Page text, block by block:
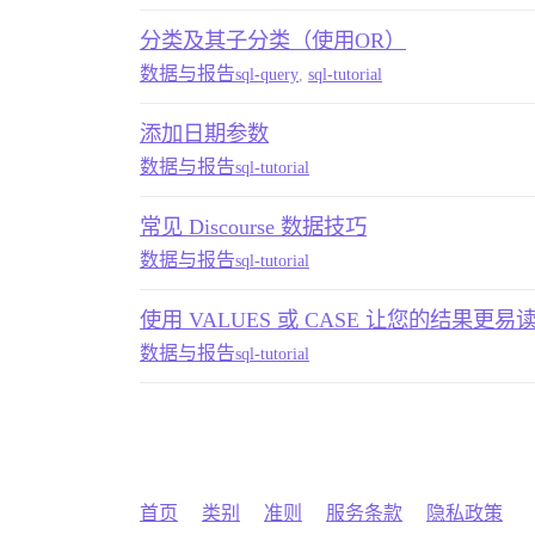
分类及其子分类（使用OR）
数据与报告sql-query sql-tutorial
添加日期参数
数据与报告sql-tutorial
常见 Discourse 数据技巧
数据与报告sql-tutorial
使用 VALUES 或 CASE 让您的结果更易
数据与报告sql-tutorial
首页 类别 准则 服务条款 隐私政策